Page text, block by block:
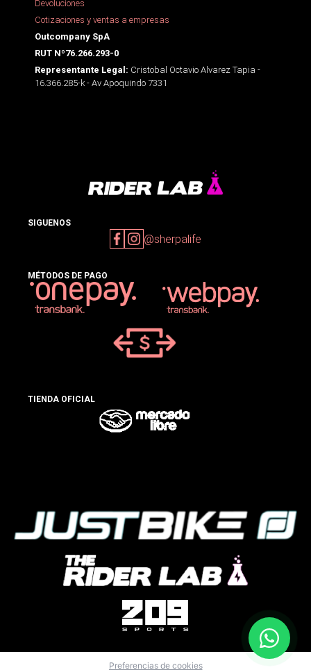
Devoluciones
Cotizaciones y ventas a empresas
Outcompany SpA
RUT Nº76.266.293-0
Representante Legal: Cristobal Octavio Alvarez Tapia -
16.366.285-k - Av Apoquindo 7331
SIGUENOS
@sherpalife
MÉTODOS DE PAGO
TIENDA OFICIAL
Preferencias de cookies